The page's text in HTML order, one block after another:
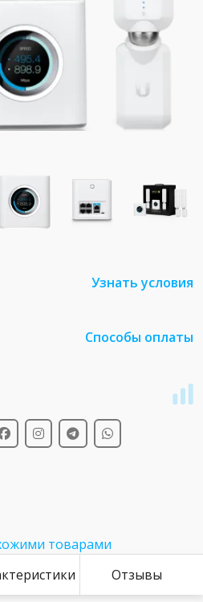
Узнать условия
Способы оплаты
товарами
Отзывы